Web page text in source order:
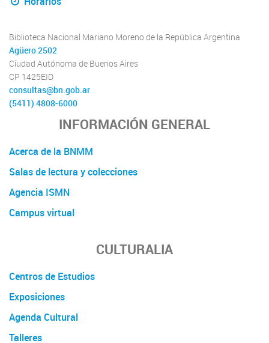
Biblioteca Nacional Mariano Moreno de la República Argentina
Agüero 2502
Ciudad Autónoma de Buenos Aires
CP 1425EID
consultas@bn.gob.ar
(5411) 4808-6000
INFORMACIÓN GENERAL
Acerca de la BNMM
Salas de lectura y colecciones
Agencia ISMN
Campus virtual
CULTURALIA
Centros de Estudios
Exposiciones
Agenda Cultural
Talleres